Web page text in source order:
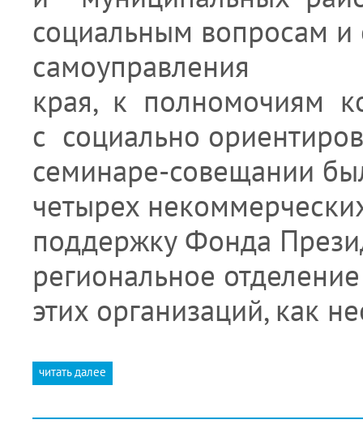
социальным вопросам и
самоуправления
края, к полномочиям
с социально
семинаре-совещании
четырех
поддержку Фонда
региональное
этих организаций, как
читать далее